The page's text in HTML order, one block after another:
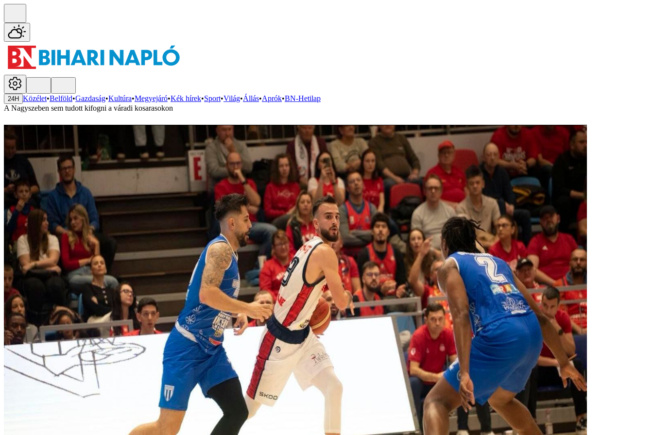
24H Közélet•Belföld•Gazdaság•Kultúra•Megyejáró•Kék hírek•Sport•Világ•Állás•Aprók•BN-Hetilap
A Nagyszeben sem tudott kifogni a váradi kosarasokon